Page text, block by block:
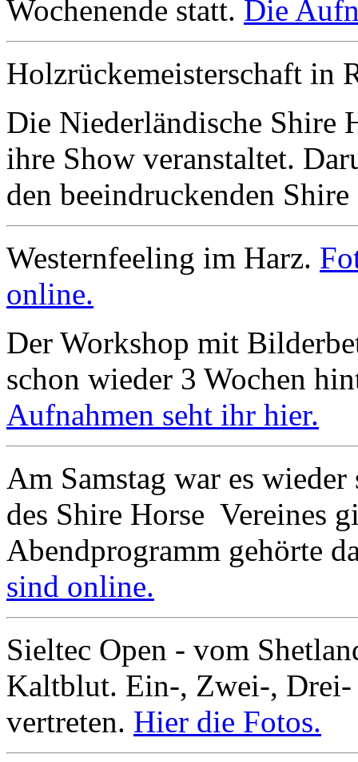
Wochenende statt. Die
Holzrückemeisterschaft in
Die Niederländische Shire
ihre Show veranstaltet.
den beeindruckenden
Westernfeeling im Harz.
online.
Der Workshop mit
schon wieder 3 Wochen
Aufnahmen seht ihr hier.
Am Samstag war es
des Shire Horse Vereines
Abendprogramm gehörte
sind online.
Sieltec Open - vom
Kaltblut. Ein-, Zwei-, Drei-
vertreten. Hier die Fotos.